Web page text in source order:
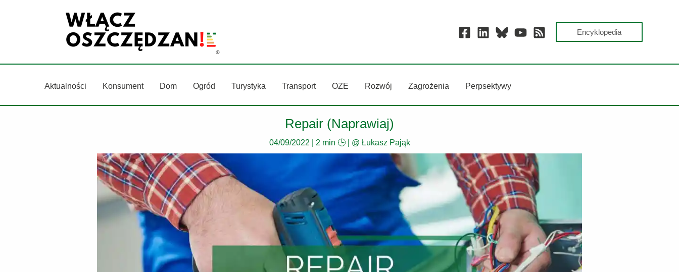
Encyklopedia
Aktualności Konsument Dom Ogród Turystyka Transport OZE Rozwój Zagrożenia Perpsektywy
Repair (Naprawiaj)
04/09/2022 2 min 🕒| @ Łukasz Pająk